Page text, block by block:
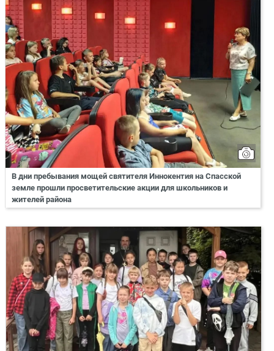
В дни пребывания мощей святителя Иннокентия на Спасской
земле прошли просветительские акции для школьников и
жителей района